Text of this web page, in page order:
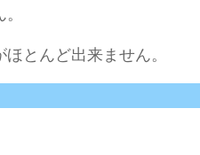
とんど出来ません。